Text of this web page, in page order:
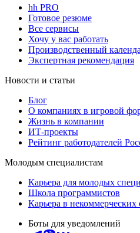
hh PRO
Готовое резюме
Все сервисы
Хочу у вас работать
Производственный
Экспертная рекомендация
Новости и статьи
Блог
О компаниях в игровой
Жизнь в компании
ИТ-проекты
Рейтинг работодателей
Молодым специалистам
Карьера для молодых
Школа программистов
Карьера в некоммерческих
Боты для уведомлений